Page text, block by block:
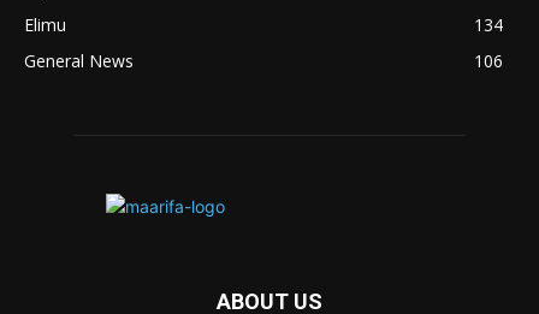
Elimu
134
General News
106
ABOUT US